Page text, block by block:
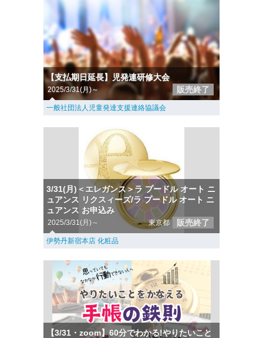
【支払期日延長】児発連研修大会
2025/3/31(月)～ 販売終了
一般社団法人児童発達支援連絡協議会
3/31(月)＜エレガンス＞ラ プードル オート ニ
ュアンス リクスィーズ/ラ プードル オート ニ
ュアンス お申込み
2025/3/31(月)～ 東京都 販売終了
伊勢丹新宿本店 化粧品
【3/31・zoom】60分でわかる!やりたいこと